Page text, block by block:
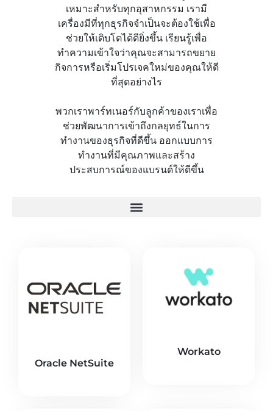
เหมาะสำหรับทุกอุสาหกรรม เรามี
เครื่องมีที่ทุกธุรกิจจำเป็นจะต้องใช้เพื่อ
ช่วยให้เติบโตได้ดียิ่งขึ้น เรียนรู้เพื่อ
ทำความเข้าใจว่าคุณจะสามารถขยาย
กิจการหรือเริ่มโปรเจคใหม่ของคุณให้ดี
ที่สุดอย่างไร
พวกเราพาร์ทเนอร์กับลูกค้าของเราเพื่อ
ช่วยพัฒนาการเข้าถึงกลยุทธ์ในการ
ทำงานของธุรกิจที่ดีขึ้น ออกแบบการ
ทำงานที่มีคุณภาพและสร้าง
ประสบการณ์ของแบรนด์ให้ดีขึ้น
Oracle NetSuite
Workato